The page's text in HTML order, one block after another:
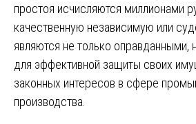
простоя исчисляются миллионами
качественную независимую или
являются не только
для эффективной защиты своих
законных интересов в сфере
производства.